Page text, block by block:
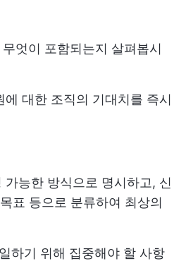
엇이 포함되는지 살펴봅시
대한 조직의 기대치를 즉시
능한 방식으로 명시하고, 신
표 등으로 분류하여 최상의
하기 위해 집중해야 할 사항